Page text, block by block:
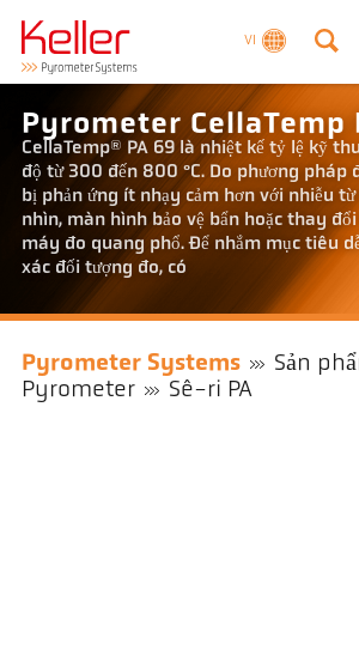
VI
Pyrometer CellaTemp
CellaTemp® PA 69 là nhiệt kế tỷ lệ kỹ
độ từ 300 đến 800 °C. Do phương pháp
bị phản ứng ít nhạy cảm hơn với nhiễu
nhìn, màn hình bảo vệ bẩn hoặc thay
máy đo quang phổ. Để nhắm mục tiêu
xác đối tượng đo, có
Pyrometer Systems
Sản
Pyrometer
Sê-ri PA